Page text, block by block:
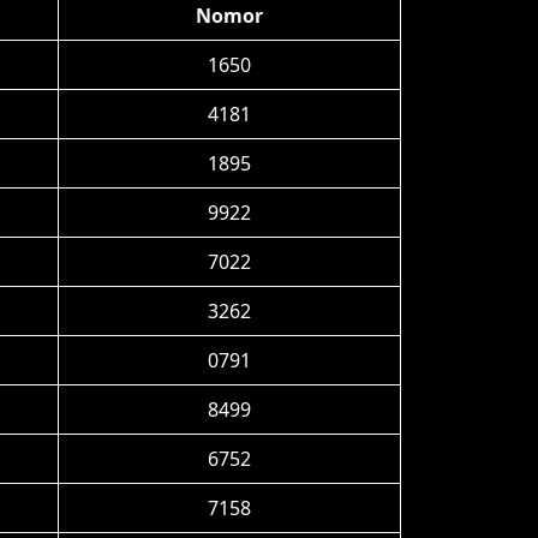
Nomor
1650
4181
1895
9922
7022
3262
0791
8499
6752
7158